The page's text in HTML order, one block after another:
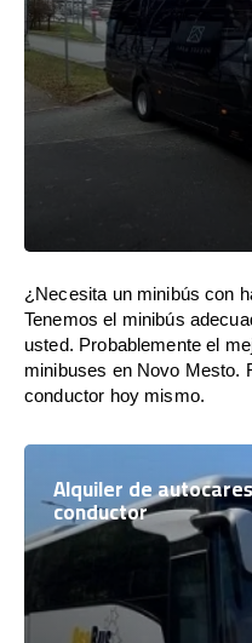
¿Necesita un minibús con
Tenemos el minibús
usted. Probablemente el
minibuses en Novo Mesto.
conductor hoy mismo.
Alquiler de
conductor